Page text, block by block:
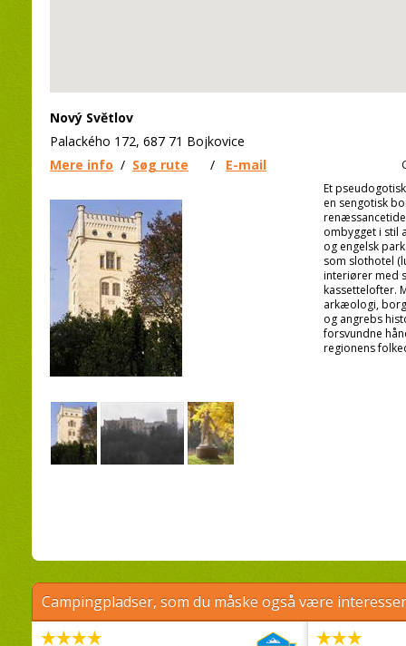
Nový Světlov
Palackého 172, 687 71 Bojkovice
Mere info / Søg rute / E-mail
Et
en sengotisk
ombygget i stil
og engelsk
som slothotel
interiører med
kassettelofter.
arkæologi,
og angrebs
forsvundne
regionens
Campingpladser, som du måske også være